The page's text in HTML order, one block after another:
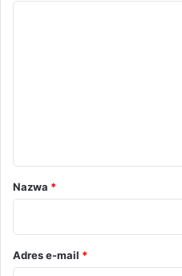
r
*
Nazwa *
Adres e-mail *